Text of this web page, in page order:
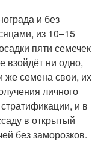
и без
из 10–15
пяти семечек
взойдёт ни одно,
же семена свои, их
личного
и в
в открытый
без заморозков.